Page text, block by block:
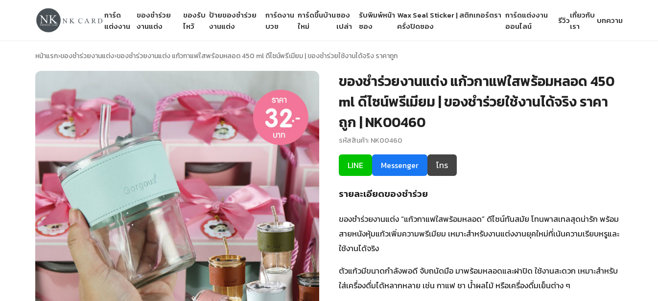
การ์ด
แต่งงาน
ของชำร่วย
งานแต่ง
ของรับ
ไหว้
ป้ายของชำร่วย
งานแต่ง
การ์ดงาน
บวช
การ์ดขึ้นบ้าน
ใหม่
ซอง
เปล่า
รับพิมพ์หน้า
ซอง
Wax Seal Sticker | สติกเกอร์ตรา
ครั่งปิดซอง
การ์ดแต่งงาน
ออนไลน์
รีวิวเกี่ยวกับ
เรา
บทความ
หน้าแรก›ของชำร่วยงานแต่ง›ของชำร่วยงานแต่ง แก้วกาแฟใสพร้อมหลอด 450 ml ดีไซน์พรีเมียม | ของชำร่วยใช้งานได้จริง ราคาถูก
ของชำร่วยงานแต่ง แก้วกาแฟใสพร้อมหลอด 450
ml ดีไซน์พรีเมียม | ของชำร่วยใช้งานได้จริง ราคา
ถูก | NK00460
รหัสสินค้า: NK00460
LINE Messenger โทร
รายละเอียดของชำร่วย
ของชำร่วยงานแต่ง “แก้วกาแฟใสพร้อมหลอด” ดีไซน์ทันสมัย โทนพาสเทลสุดน่ารัก พร้อม
สายหนังหุ้มแก้วเพิ่มความพรีเมียม เหมาะสำหรับงานแต่งงานยุคใหม่ที่เน้นความเรียบหรูและ
ใช้งานได้จริง
ตัวแก้วมีขนาดกำลังพอดี จับถนัดมือ มาพร้อมหลอดและฝาปิด ใช้งานสะดวก เหมาะสำหรับ
ใส่เครื่องดื่มได้หลากหลาย เช่น กาแฟ ชา น้ำผลไม้ หรือเครื่องดื่มเย็นต่าง ๆ